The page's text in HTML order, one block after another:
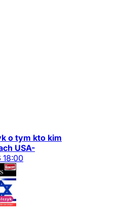
o tym kto kim
USA-
18:00